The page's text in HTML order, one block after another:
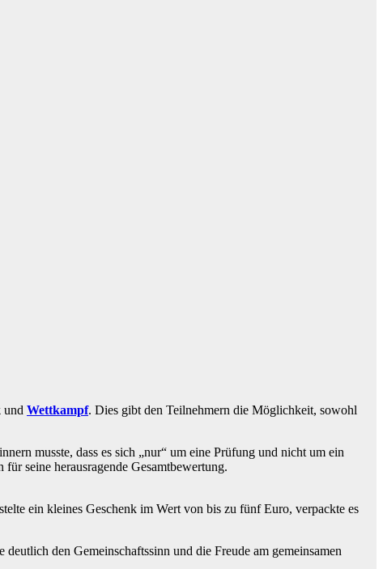
und Wettkampf. Dies gibt den Teilnehmern die Möglichkeit, sowohl
musste, dass es sich „nur“ um eine Prüfung und nicht um ein
seine herausragende Gesamtbewertung.
ein kleines Geschenk im Wert von bis zu fünf Euro, verpackte es
den Gemeinschaftssinn und die Freude am gemeinsamen